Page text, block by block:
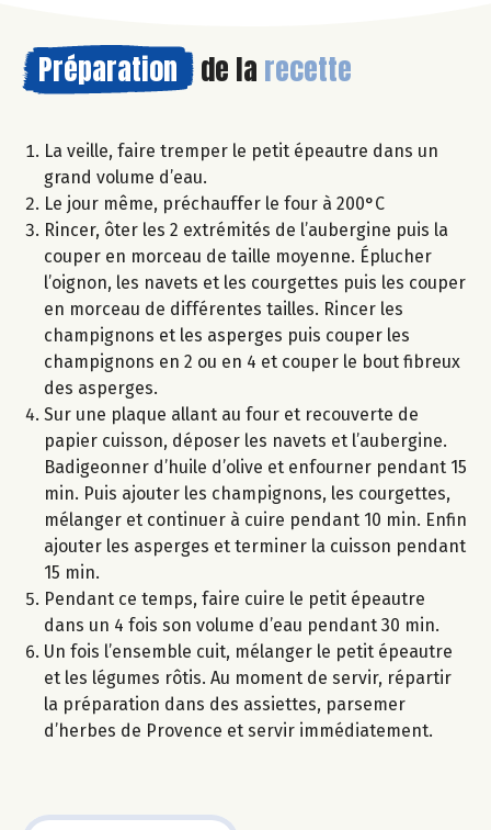
Préparation de la recette
La veille, faire tremper le petit épeautre dans un
grand volume d’eau.
Le jour même, préchauffer le four à 200°C
Rincer, ôter les 2 extrémités de l’aubergine puis la
couper en morceau de taille moyenne. Éplucher
l’oignon, les navets et les courgettes puis les couper
en morceau de différentes tailles. Rincer les
champignons et les asperges puis couper les
champignons en 2 ou en 4 et couper le bout fibreux
des asperges.
Sur une plaque allant au four et recouverte de
papier cuisson, déposer les navets et l’aubergine.
Badigeonner d’huile d’olive et enfourner pendant 15
min. Puis ajouter les champignons, les courgettes,
mélanger et continuer à cuire pendant 10 min. Enfin
ajouter les asperges et terminer la cuisson pendant
15 min.
Pendant ce temps, faire cuire le petit épeautre
dans un 4 fois son volume d’eau pendant 30 min.
Un fois l’ensemble cuit, mélanger le petit épeautre
et les légumes rôtis. Au moment de servir, répartir
la préparation dans des assiettes, parsemer
d’herbes de Provence et servir immédiatement.